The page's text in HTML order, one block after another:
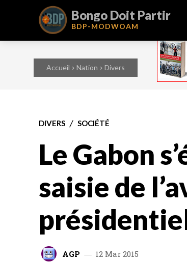
Bongo Doit Partir
BDP-MODWOAM
Accueil Nation Divers
DIVERS SOCIÉTÉ
Le Gabon
saisie de
AGP 12 Mar 2015